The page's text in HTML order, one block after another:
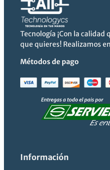
$1314.44.
$1142.99.
Tecnología ¡Con la calidad
que quieres! Realizamos
Métodos de pago
Información